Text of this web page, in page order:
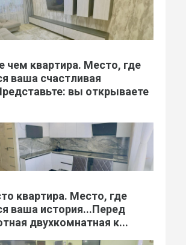
квартира. Место, где
ваша счастливая
вы открываете
квартира. Место, где
ваша история...Перед
двухкомнатная к...